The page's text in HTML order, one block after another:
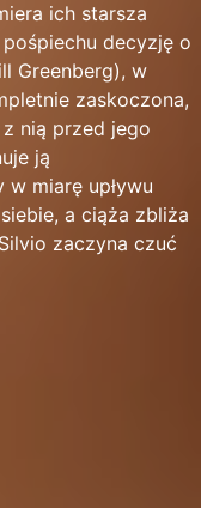
ich starsza
decyzję o
Greenberg), w
zaskoczona,
nią przed jego
ją
w miarę upływu
a ciąża zbliża
zaczyna czuć